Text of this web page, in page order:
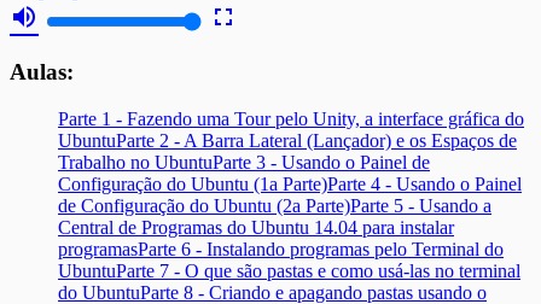
volume_up
fullscreen
Aulas:
Parte 1 - Fazendo uma Tour pelo Unity, a interface gráfica do
UbuntuParte 2 - A Barra Lateral (Lançador) e os Espaços de
Trabalho no UbuntuParte 3 - Usando o Painel de
Configuração do Ubuntu (1a Parte)Parte 4 - Usando o Painel
de Configuração do Ubuntu (2a Parte)Parte 5 - Usando a
Central de Programas do Ubuntu 14.04 para instalar
programasParte 6 - Instalando programas pelo Terminal do
UbuntuParte 7 - O que são pastas e como usá-las no terminal
do UbuntuParte 8 - Criando e apagando pastas usando o